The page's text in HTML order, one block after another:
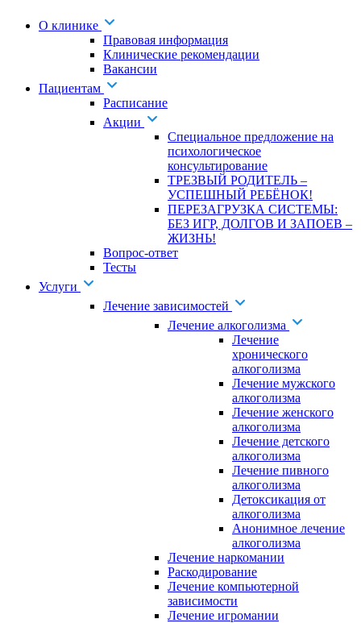
О клинике
Правовая информация
Клинические рекомендации
Вакансии
Пациентам
Расписание
Акции
Специальное предложение на
психологическое
консультирование
ТРЕЗВЫЙ РОДИТЕЛЬ –
УСПЕШНЫЙ РЕБЁНОК!
ПЕРЕЗАГРУЗКА СИСТЕМЫ:
БЕЗ ИГР, ДОЛГОВ И ЗАПОЕВ –
ЖИЗНЬ!
Вопрос-ответ
Тесты
Услуги
Лечение зависимостей
Лечение алкоголизма
Лечение
хронического
алкоголизма
Лечение мужского
алкоголизма
Лечение женского
алкоголизма
Лечение детского
алкоголизма
Лечение пивного
алкоголизма
Детоксикация от
алкоголизма
Анонимное лечение
алкоголизма
Лечение наркомании
Раскодирование
Лечение компьютерной
зависимости
Лечение игромании